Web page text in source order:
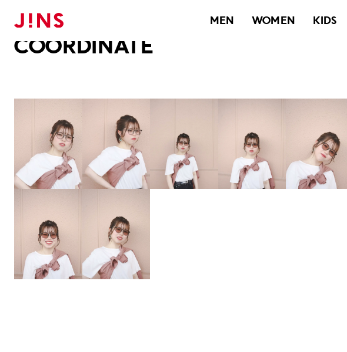
MEN WOMEN KIDS
メガネのJINS TOP
COORDINATE